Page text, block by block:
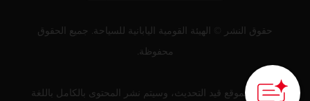
حقوق النشر © الهيئة القومية اليابانية للسياحة. جميع الحقوق
محفوظة.
لا يزال الموقع قيد التحديث، وسيتم نشر المحتوى بالكامل باللغة
help you?